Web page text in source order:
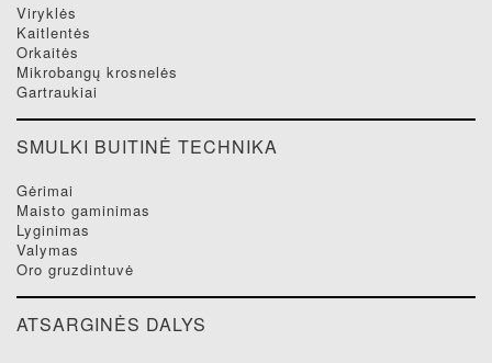
viryklės
kaitlentės
orkaitės
mikrobangų krosnelės
gartraukiai
SMULKI BUITINĖ TECHNIKA
gėrimai
maisto gaminimas
lyginimas
valymas
oro gruzdintuvė
ATSARGINĖS DALYS